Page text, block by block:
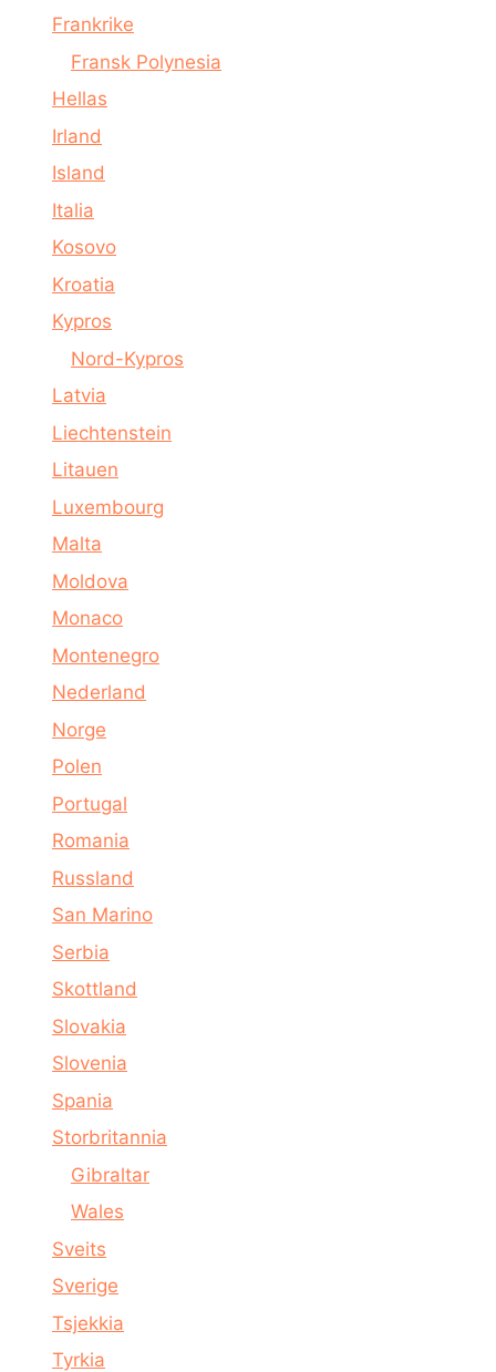
Frankrike
Fransk Polynesia
Hellas
Irland
Island
Italia
Kosovo
Kroatia
Kypros
Nord-Kypros
Latvia
Liechtenstein
Litauen
Luxembourg
Malta
Moldova
Monaco
Montenegro
Nederland
Norge
Polen
Portugal
Romania
Russland
San Marino
Serbia
Skottland
Slovakia
Slovenia
Spania
Storbritannia
Gibraltar
Wales
Sveits
Sverige
Tsjekkia
Tyrkia